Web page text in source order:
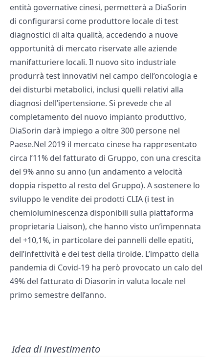
entità governative cinesi, permetterà a DiaSorin
di configurarsi come produttore locale di test
diagnostici di alta qualità, accedendo a nuove
opportunità di mercato riservate alle aziende
manifatturiere locali. Il nuovo sito industriale
produrrà test innovativi nel campo dell’oncologia e
dei disturbi metabolici, inclusi quelli relativi alla
diagnosi dell’ipertensione. Si prevede che al
completamento del nuovo impianto produttivo,
DiaSorin darà impiego a oltre 300 persone nel
Paese.Nel 2019 il mercato cinese ha rappresentato
circa l’11% del fatturato di Gruppo, con una crescita
del 9% anno su anno (un andamento a velocità
doppia rispetto al resto del Gruppo). A sostenere lo
sviluppo le vendite dei prodotti CLIA (i test in
chemioluminescenza disponibili sulla piattaforma
proprietaria Liaison), che hanno visto un’impennata
del +10,1%, in particolare dei pannelli delle epatiti,
dell’infettività e dei test della tiroide. L’impatto della
pandemia di Covid-19 ha però provocato un calo del
49% del fatturato di Diasorin in valuta locale nel
primo semestre dell’anno.
Idea di investimento